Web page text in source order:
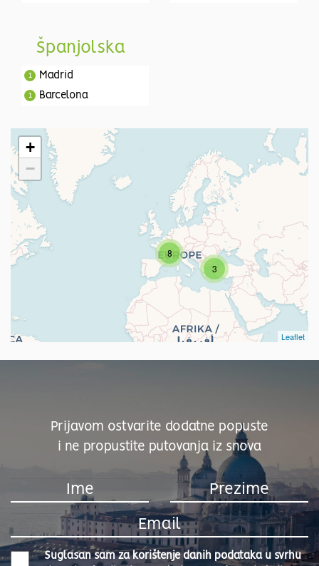
Španjolska
Madrid
1
Barcelona
1
3
8
+
−
Leaflet
Prijavom ostvarite dodatne popuste
i ne propustite putovanja iz snova
Suglasan sam za korištenje danih podataka u svrhu